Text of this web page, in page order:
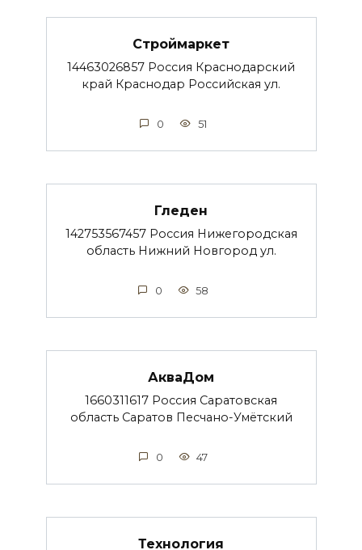
Строймаркет
14463026857 Россия Краснодарский
край Краснодар Российская ул.
0 51
Гледен
142753567457 Россия Нижегородская
область Нижний Новгород ул.
0 58
АкваДом
1660311617 Россия Саратовская
область Саратов Песчано-Умётский
0 47
Технология